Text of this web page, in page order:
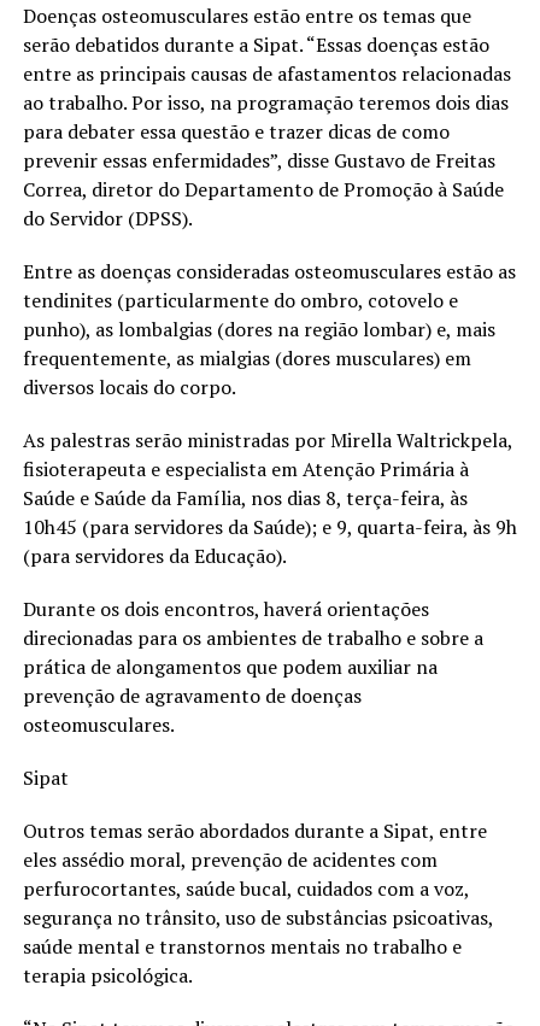
Doenças osteomusculares estão entre os temas que
serão debatidos durante a Sipat. “Essas doenças estão
entre as principais causas de afastamentos relacionadas
ao trabalho. Por isso, na programação teremos dois dias
para debater essa questão e trazer dicas de como
prevenir essas enfermidades”, disse Gustavo de Freitas
Correa, diretor do Departamento de Promoção à Saúde
do Servidor (DPSS).
Entre as doenças consideradas osteomusculares estão as
tendinites (particularmente do ombro, cotovelo e
punho), as lombalgias (dores na região lombar) e, mais
frequentemente, as mialgias (dores musculares) em
diversos locais do corpo.
As palestras serão ministradas por Mirella Waltrickpela,
fisioterapeuta e especialista em Atenção Primária à
Saúde e Saúde da Família, nos dias 8, terça-feira, às
10h45 (para servidores da Saúde); e 9, quarta-feira, às 9h
(para servidores da Educação).
Durante os dois encontros, haverá orientações
direcionadas para os ambientes de trabalho e sobre a
prática de alongamentos que podem auxiliar na
prevenção de agravamento de doenças
osteomusculares.
Sipat
Outros temas serão abordados durante a Sipat, entre
eles assédio moral, prevenção de acidentes com
perfurocortantes, saúde bucal, cuidados com a voz,
segurança no trânsito, uso de substâncias psicoativas,
saúde mental e transtornos mentais no trabalho e
terapia psicológica.